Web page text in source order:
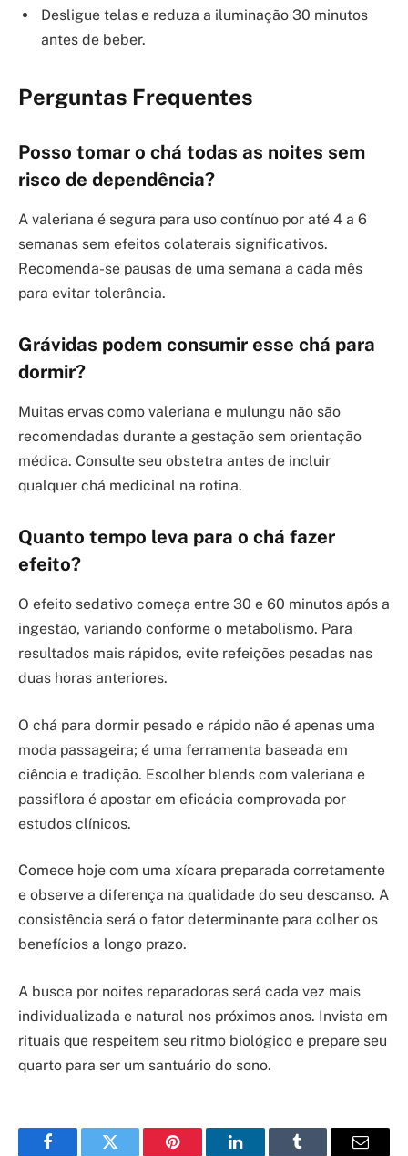
Desligue telas e reduza a iluminação 30 minutos
antes de beber.
Perguntas Frequentes
Posso tomar o chá todas as noites sem
risco de dependência?
A valeriana é segura para uso contínuo por até 4 a 6
semanas sem efeitos colaterais significativos.
Recomenda-se pausas de uma semana a cada mês
para evitar tolerância.
Grávidas podem consumir esse chá para
dormir?
Muitas ervas como valeriana e mulungu não são
recomendadas durante a gestação sem orientação
médica. Consulte seu obstetra antes de incluir
qualquer chá medicinal na rotina.
Quanto tempo leva para o chá fazer
efeito?
O efeito sedativo começa entre 30 e 60 minutos após a
ingestão, variando conforme o metabolismo. Para
resultados mais rápidos, evite refeições pesadas nas
duas horas anteriores.
O chá para dormir pesado e rápido não é apenas uma
moda passageira; é uma ferramenta baseada em
ciência e tradição. Escolher blends com valeriana e
passiflora é apostar em eficácia comprovada por
estudos clínicos.
Comece hoje com uma xícara preparada corretamente
e observe a diferença na qualidade do seu descanso. A
consistência será o fator determinante para colher os
benefícios a longo prazo.
A busca por noites reparadoras será cada vez mais
individualizada e natural nos próximos anos. Invista em
rituais que respeitem seu ritmo biológico e prepare seu
quarto para ser um santuário do sono.